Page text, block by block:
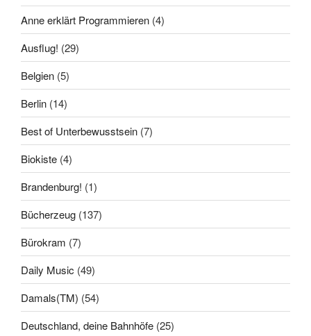
Anne erklärt Programmieren (4)
Ausflug! (29)
Belgien (5)
Berlin (14)
Best of Unterbewusstsein (7)
Biokiste (4)
Brandenburg! (1)
Bücherzeug (137)
Bürokram (7)
Daily Music (49)
Damals(TM) (54)
Deutschland, deine Bahnhöfe (25)